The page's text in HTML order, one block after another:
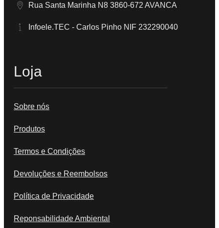
Rua Santa Marinha N8 3860-672 AVANCA
Infoele.TEC - Carlos Pinho NIF 232290040
Loja
Sobre nós
Produtos
Termos e Condições
Devoluções e Reembolsos
Política de Privacidade
Reponsabilidade Ambiental